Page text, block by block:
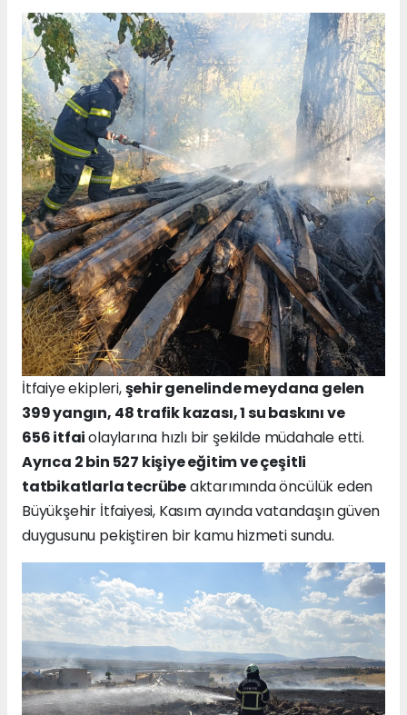
İtfaiye ekipleri,şehir genelinde meydana gelen
399 yangın, 48 trafik kazası, 1 su baskını ve
656 itfaiolaylarına hızlı bir şekilde müdahale etti.
Ayrıca 2 bin 527 kişiye eğitim ve çeşitli
tatbikatlarla tecrübeaktarımında öncülük eden
Büyükşehir İtfaiyesi, Kasım ayında vatandaşın güven
duygusunu pekiştiren bir kamu hizmeti sundu.